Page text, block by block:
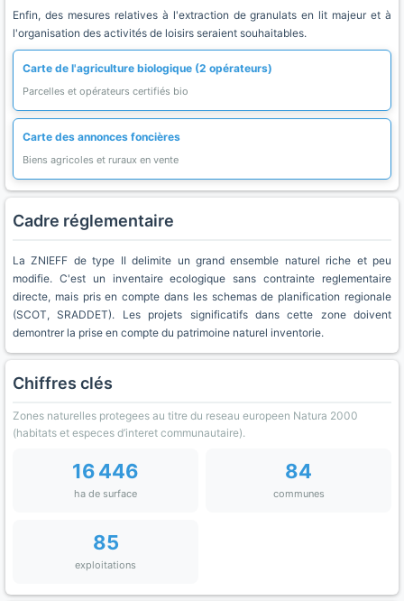
Enfin, des mesures relatives à l'extraction de granulats en lit majeur et à
l'organisation des activités de loisirs seraient souhaitables.
Carte de l'agriculture biologique (2 opérateurs)
Parcelles et opérateurs certifiés bio
Carte des annonces foncières
Biens agricoles et ruraux en vente
Cadre réglementaire
La ZNIEFF de type II delimite un grand ensemble naturel riche et peu
modifie. C'est un inventaire ecologique sans contrainte reglementaire
directe, mais pris en compte dans les schemas de planification regionale
(SCOT, SRADDET). Les projets significatifs dans cette zone doivent
demontrer la prise en compte du patrimoine naturel inventorie.
Chiffres clés
Zones naturelles protegees au titre du reseau europeen Natura 2000
(habitats et especes d’interet communautaire).
16 446
ha de surface
84
communes
85
exploitations